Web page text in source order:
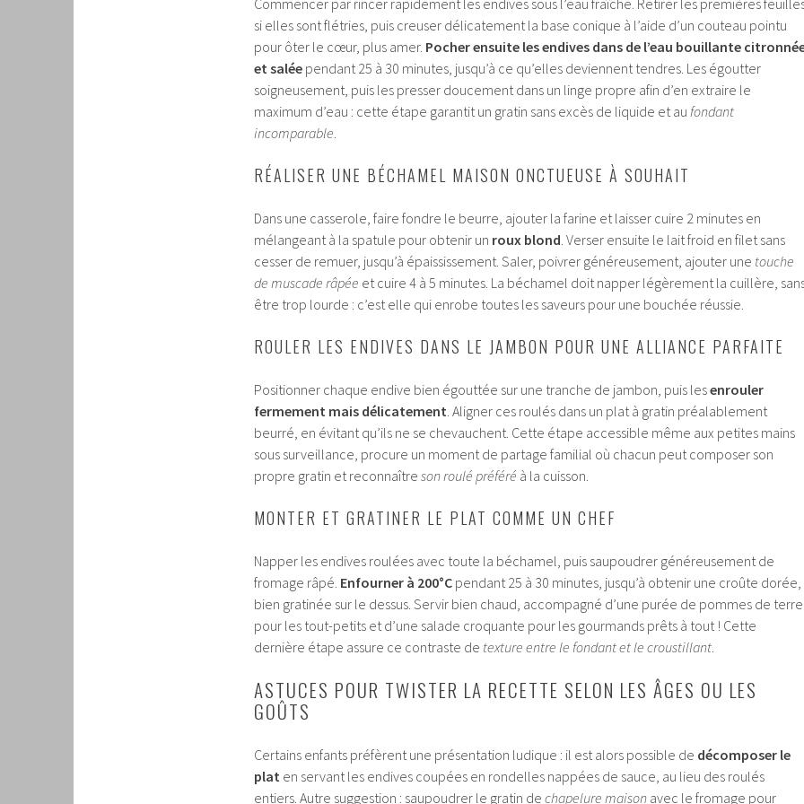
si elles sont flétries, puis creuser délicatement la base conique à l’aide d’un couteau pointu
pour ôter le cœur, plus amer. Pocher ensuite les endives dans de l’eau bouillante
et salée pendant 25 à 30 minutes, jusqu’à ce qu’elles deviennent tendres. Les égoutter
soigneusement, puis les presser doucement dans un linge propre afin d’en extraire le
maximum d’eau : cette étape garantit un gratin sans excès de liquide et au fondant
incomparable
RÉALISER UNE BÉCHAMEL MAISON ONCTUEUSE À SOUHAIT
Dans une casserole, faire fondre le beurre, ajouter la farine et laisser cuire 2 minutes en
mélangeant à la spatule pour obtenir un roux blond . Verser ensuite le lait froid en filet sans
cesser de remuer, jusqu’à épaississement. Saler, poivrer généreusement, ajouter une touche
de muscade râpée et cuire 4 à 5 minutes. La béchamel doit napper légèrement la cuillère,
être trop lourde : c’est elle qui enrobe toutes les saveurs pour une bouchée réussie.
ROULER LES ENDIVES DANS LE JAMBON POUR UNE ALLIANCE PARFAITE
Positionner chaque endive bien égouttée sur une tranche de jambon, puis lesenrouler
fermement mais délicatement . Aligner ces roulés dans un plat à gratin préalablement
beurré, en évitant qu’ils ne se chevauchent. Cette étape accessible même aux petites mains
sous surveillance, procure un moment de partage familial où chacun peut composer son
propre gratin et reconnaître son roulé préféré à la cuisson.
MONTER ET GRATINER LE PLAT COMME UN CHEF
Napper les endives roulées avec toute la béchamel, puis saupoudrer généreusement de
fromage râpé. Enfourner à 200°C pendant 25 à 30 minutes, jusqu’à obtenir une croûte dorée,
bien gratinée sur le dessus. Servir bien chaud, accompagné d’une purée de pommes de terre
pour les tout-petits et d’une salade croquante pour les gourmands prêts à tout ! Cette
dernière étape assure ce contraste de texture entre le fondant et le croustillant
ASTUCES POUR TWISTER LA RECETTE SELON LES ÂGES OU LES
GOÛTS
Certains enfants préfèrent une présentation ludique : il est alors possible de décomposer le
plat en servant les endives coupées en rondelles nappées de sauce, au lieu des roulés
entiers. Autre suggestion : saupoudrer le gratin de chapelure maison avec le fromage pour